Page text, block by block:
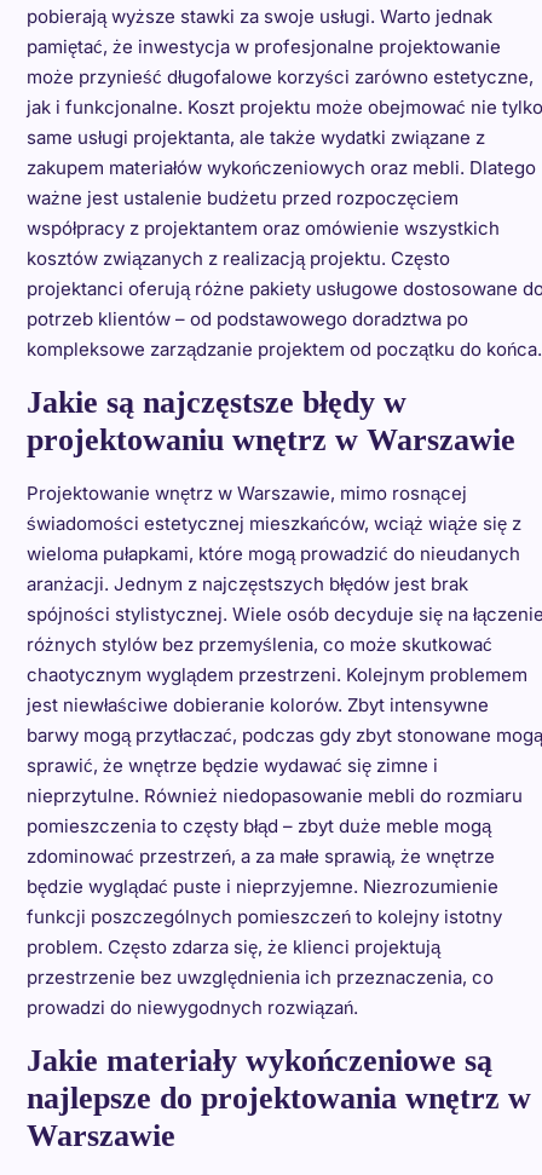
pobierają wyższe stawki za swoje usługi. Warto jednak
pamiętać, że inwestycja w profesjonalne projektowanie
może przynieść długofalowe korzyści zarówno estetyczne,
jak i funkcjonalne. Koszt projektu może obejmować nie tylko
same usługi projektanta, ale także wydatki związane z
zakupem materiałów wykończeniowych oraz mebli. Dlatego
ważne jest ustalenie budżetu przed rozpoczęciem
współpracy z projektantem oraz omówienie wszystkich
kosztów związanych z realizacją projektu. Często
projektanci oferują różne pakiety usługowe dostosowane
potrzeb klientów – od podstawowego doradztwa po
kompleksowe zarządzanie projektem od początku do końca.
Jakie są najczęstsze błędy w
projektowaniu wnętrz w Warszawie
Projektowanie wnętrz w Warszawie, mimo rosnącej
świadomości estetycznej mieszkańców, wciąż wiąże się z
wieloma pułapkami, które mogą prowadzić do nieudanych
aranżacji. Jednym z najczęstszych błędów jest brak
spójności stylistycznej. Wiele osób decyduje się na
różnych stylów bez przemyślenia, co może skutkować
chaotycznym wyglądem przestrzeni. Kolejnym problemem
jest niewłaściwe dobieranie kolorów. Zbyt intensywne
barwy mogą przytłaczać, podczas gdy zbyt stonowane mogą
sprawić, że wnętrze będzie wydawać się zimne i
nieprzytulne. Również niedopasowanie mebli do rozmiaru
pomieszczenia to częsty błąd – zbyt duże meble mogą
zdominować przestrzeń, a za małe sprawią, że wnętrze
będzie wyglądać puste i nieprzyjemne. Niezrozumienie
funkcji poszczególnych pomieszczeń to kolejny istotny
problem. Często zdarza się, że klienci projektują
przestrzenie bez uwzględnienia ich przeznaczenia, co
prowadzi do niewygodnych rozwiązań.
Jakie materiały wykończeniowe są
najlepsze do projektowania wnętrz w
Warszawie